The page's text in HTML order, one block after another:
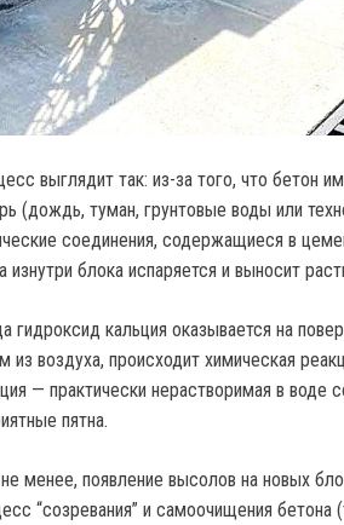
выглядит так: из-за того, что бетон
(дождь, туман, грунтовые воды или
соединения, содержащиеся в
изнутри блока испаряется и выносит
гидроксид кальция оказывается на
из воздуха, происходит химическая
— практически нерастворимая в
пятна.
менее, появление высолов на новых
“созревания” и самоочищения